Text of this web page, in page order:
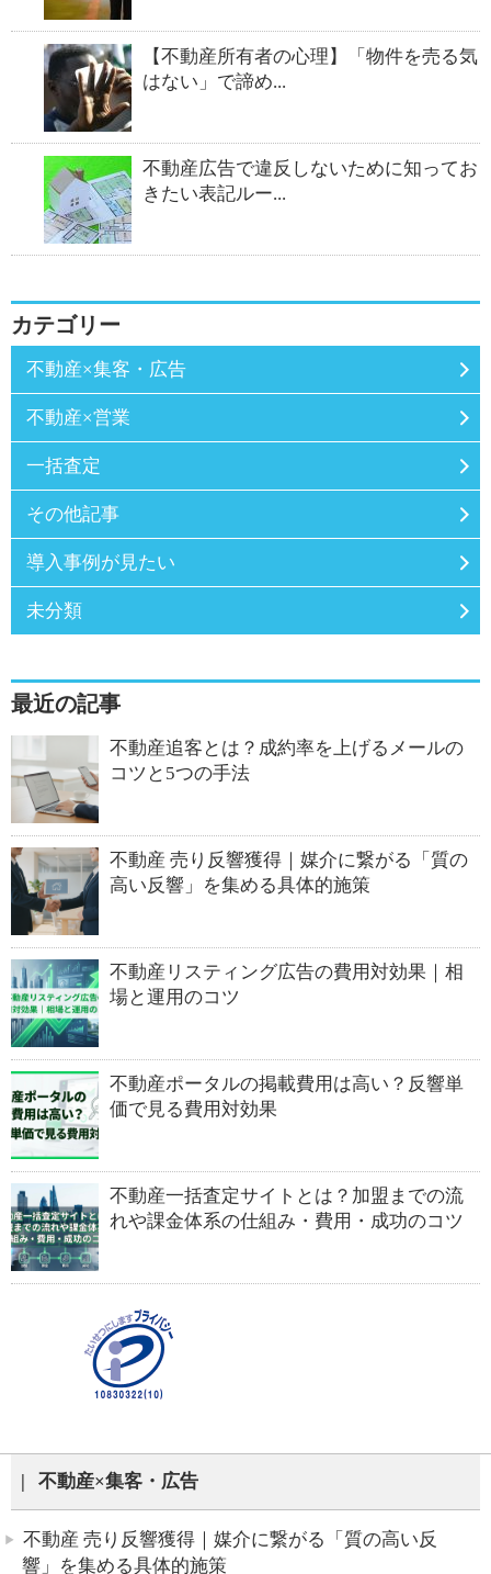
【不動産所有者の心理】「物件を売る気
はない」で諦め...
不動産広告で違反しないために知ってお
きたい表記ルー...
カテゴリー
不動産×集客・広告
不動産×営業
一括査定
その他記事
導入事例が見たい
未分類
最近の記事
不動産追客とは？成約率を上げるメールの
コツと5つの手法
不動産 売り反響獲得｜媒介に繋がる「質の
高い反響」を集める具体的施策
不動産リスティング広告の費用対効果｜相
場と運用のコツ
不動産ポータルの掲載費用は高い？反響単
価で見る費用対効果
不動産一括査定サイトとは？加盟までの流
れや課金体系の仕組み・費用・成功のコツ
不動産×集客・広告
不動産 売り反響獲得｜媒介に繋がる「質の高い反
響」を集める具体的施策